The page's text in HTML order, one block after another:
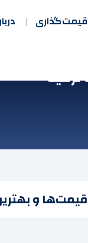
قیمت‌گذاری
و بهترین